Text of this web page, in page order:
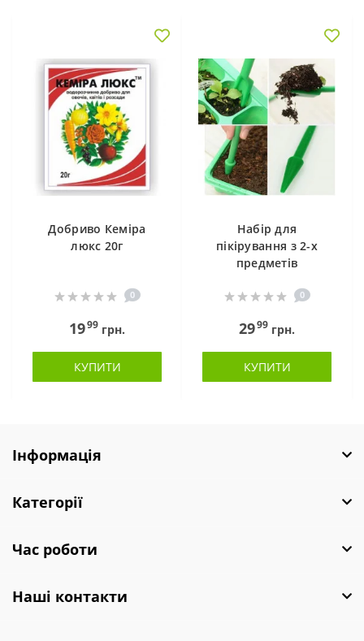
Добриво Кеміра
люкс 20г
0
1999 грн.
КУПИТИ
Набір для
пікірування з 2-х
предметів
0
2999 грн.
КУПИТИ
Інформація
Категорії
Час роботи
Наші контакти